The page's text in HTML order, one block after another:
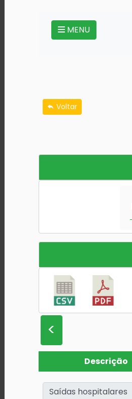
MENU
Voltar
<
Descrição